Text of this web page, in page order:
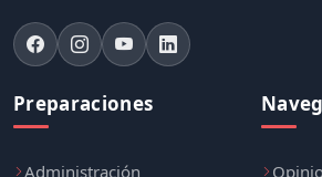
Preparaciones
Administración